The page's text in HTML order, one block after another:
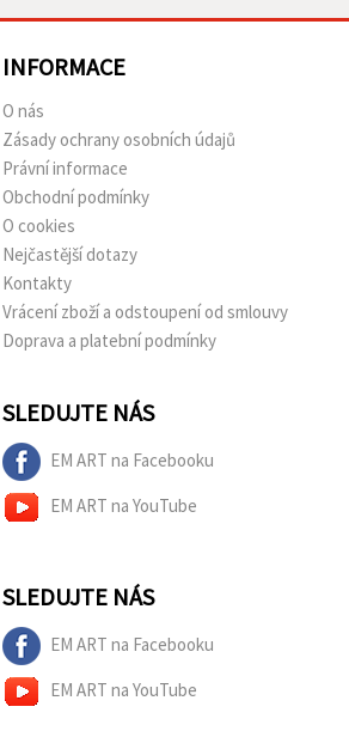
INFORMACE
O nás
Zásady ochrany osobních údajů
Právní informace
Obchodní podmínky
O cookies
Nejčastější dotazy
Kontakty
Vrácení zboží a odstoupení od smlouvy
Doprava a platební podmínky
SLEDUJTE NÁS
EM ART na Facebooku
EM ART na YouTube
SLEDUJTE NÁS
EM ART na Facebooku
EM ART na YouTube